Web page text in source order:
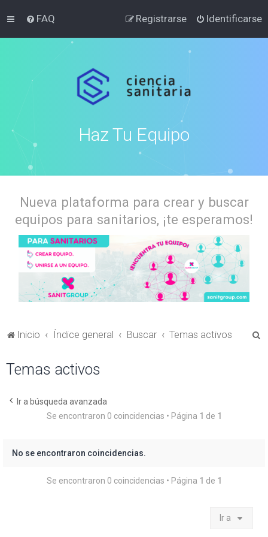
FAQ Identificarse
Registrarse
Haz Tu Equipo
Nueva plataforma para crear y buscar
equipos para sanitarios, ¡te esperamos!
Inicio Índice general Buscar Temas activos
Temas activos
Ir a búsqueda avanzada
Se encontraron 0 coincidencias • Página 1 de 1
No se encontraron coincidencias.
Se encontraron 0 coincidencias • Página 1 de 1
Ir a